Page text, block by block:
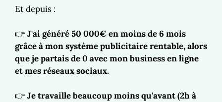
Et depuis :
👉 J'ai généré 50 000€ en moins de 6 mois
grâce à mon système publicitaire rentable, alors
que je partais de 0 avec mon business en ligne
et mes réseaux sociaux.
👉 Je travaille beaucoup moins qu'avant (2h à